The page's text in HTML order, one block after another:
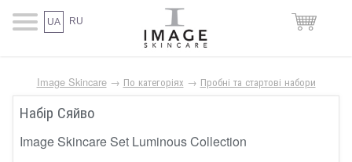
UA RU
Image Skincare → По категоріях → Пробні та стартові набори
Набір Сяйво
Image Skincare Set Luminous Collection